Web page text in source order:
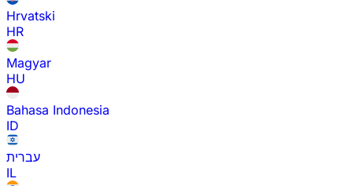
Hrvatski
HR
Magyar
HU
Bahasa Indonesia
ID
עברית
IL